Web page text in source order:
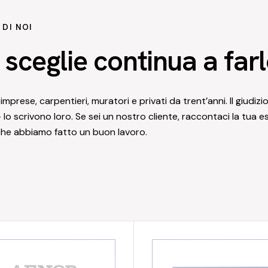
DI NOI
continua a
carpentieri, muratori e privati da trent’anni. Il
scrivono loro. Se sei un nostro cliente,raccontaci la tua
abbiamo fatto un buon lavoro.